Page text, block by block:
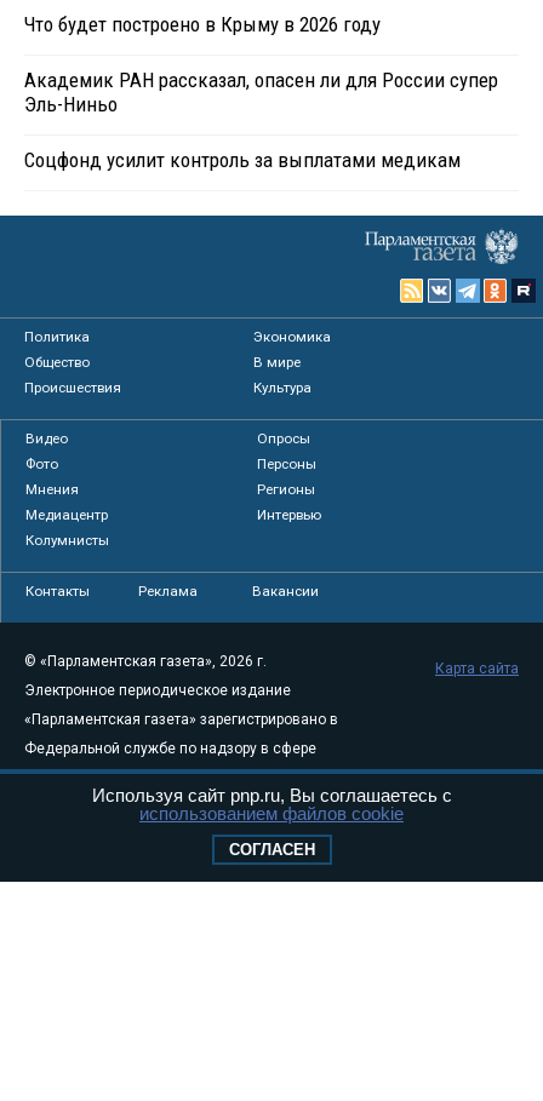
Что будет построено в Крыму в 2026 году
Академик РАН рассказал, опасен ли для России супер
Эль-Ниньо
Соцфонд усилит контроль за выплатами медикам
Политика
Экономика
Общество
В мире
Происшествия
Культура
Видео
Опросы
Фото
Персоны
Мнения
Регионы
Медиацентр
Интервью
Колумнисты
Контакты Реклама Вакансии
© «Парламентская газета», 2026 г.
Электронное периодическое издание
«Парламентская газета» зарегистрировано в
Федеральной службе по надзору в сфере
связи, информационных технологий и
массовых коммуникаций (Роскомнадзор) 05
Свидетельство о регистрации Эл № ФС77-
Карта сайта
Используя сайт pnp.ru, Вы соглашаетесь с
использованием файлов cookie
СОГЛАСЕН